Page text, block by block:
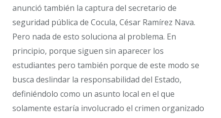
anunció también la captura del secretario de
seguridad pública de Cocula, César Ramírez Nava.
Pero nada de esto soluciona al problema. En
principio, porque siguen sin aparecer los
estudiantes pero también porque de este modo se
busca deslindar la responsabilidad del Estado,
definiéndolo como un asunto local en el que
solamente estaría involucrado el crimen organizado